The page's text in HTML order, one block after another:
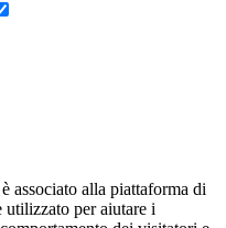
associato alla piattaforma di
per aiutare i